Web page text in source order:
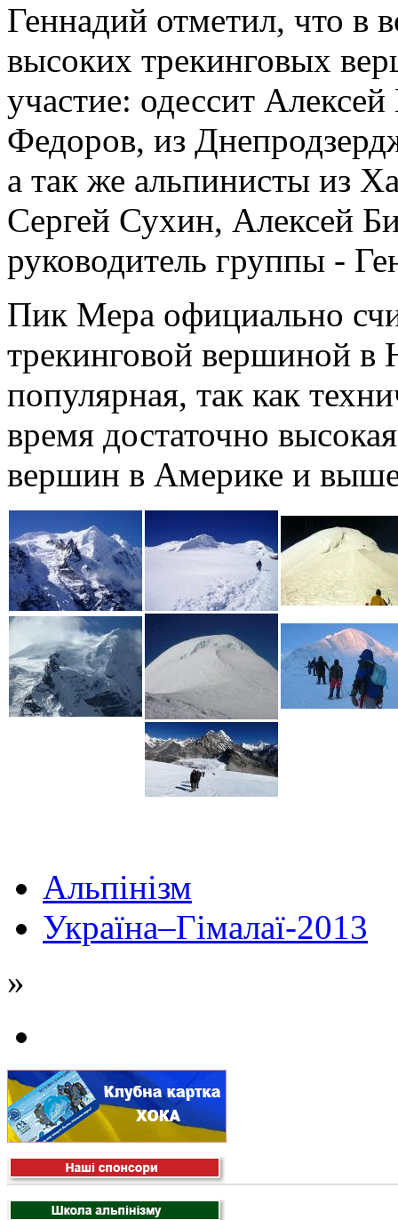
Геннадий отметил, что в
высоких трекинговых
участие: одессит
Федоров, из
а так же альпинисты из
Сергей Сухин, Алексей
руководитель группы -
Пик Мера официально
трекинговой вершиной в
популярная, так как
время достаточно
вершин в Америке и
Альпінізм
Україна–Гімалаї-2013
»